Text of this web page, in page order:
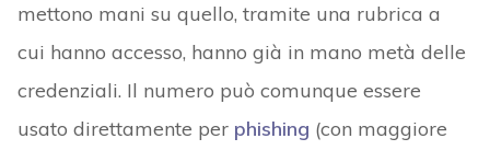
mettono mani su quello, tramite una rubrica a
cui hanno accesso, hanno già in mano metà delle
credenziali. Il numero può comunque essere
usato direttamente per phishing (con maggiore